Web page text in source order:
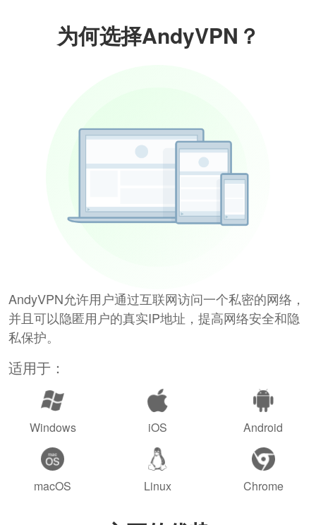
为何选择AndyVPN？
AndyVPN允许用户通过互联网访问一个私密的网络，
并且可以隐匿用户的真实IP地址，提高网络安全和隐
私保护。
适用于：
Windows iOS Android
macOS Linux Chrome